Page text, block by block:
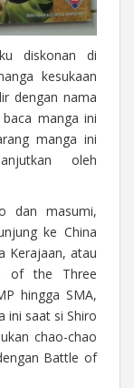
diskonan di
kesukaan
dengan nama
manga ini
manga ini
oleh
dan masumi,
ke China
Kerajaan, atau
of the Three
hingga SMA,
ini saat si Shiro
chao-chao
Battle of